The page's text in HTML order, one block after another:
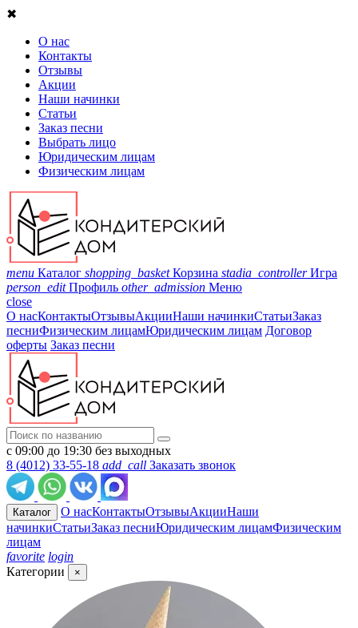
✖
О нас
Контакты
Отзывы
Акции
Наши начинки
Статьи
Заказ песни
Выбрать лицо
Юридическим лицам
Физическим лицам
menu Каталог shopping_basket Корзина stadia_controller Игра
person_edit Профиль other_admission Меню
close
О насКонтактыОтзывыАкцииНаши начинкиСтатьиЗаказ
песниФизическим лицамЮридическим лицам Договор
оферты Заказ песни
с 09:00 до 19:30 без выходных
8 (4012) 33-55-18 add_call Заказать звонок
Каталог О насКонтактыОтзывыАкцииНаши
начинкиСтатьиЗаказ песниЮридическим лицамФизическим
лицам
favorite login
Категории
×